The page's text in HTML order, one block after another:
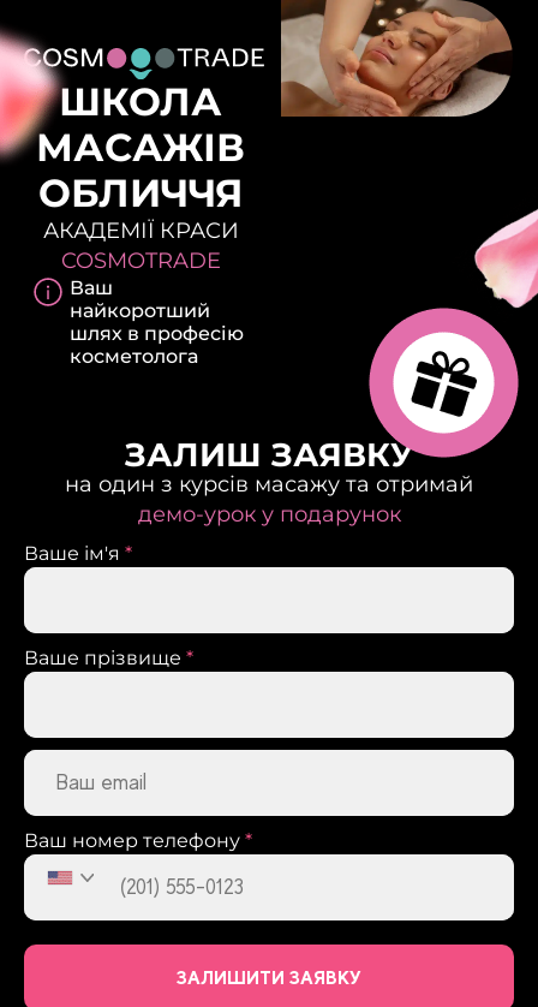
ШКОЛА
МАСАЖІВ
ОБЛИЧЧЯ
АКАДЕМІЇ КРАСИ
COSMOTRADE
Ваш
найкоротший
шлях в професію
косметолога
ЗАЛИШ ЗАЯВКУ
на один з курсів масажу та отримай
демо-урок у подарунок
Ваше ім'я *
Ваше прізвище *
Ваш номер телефону *
ЗАЛИШИТИ ЗАЯВКУ